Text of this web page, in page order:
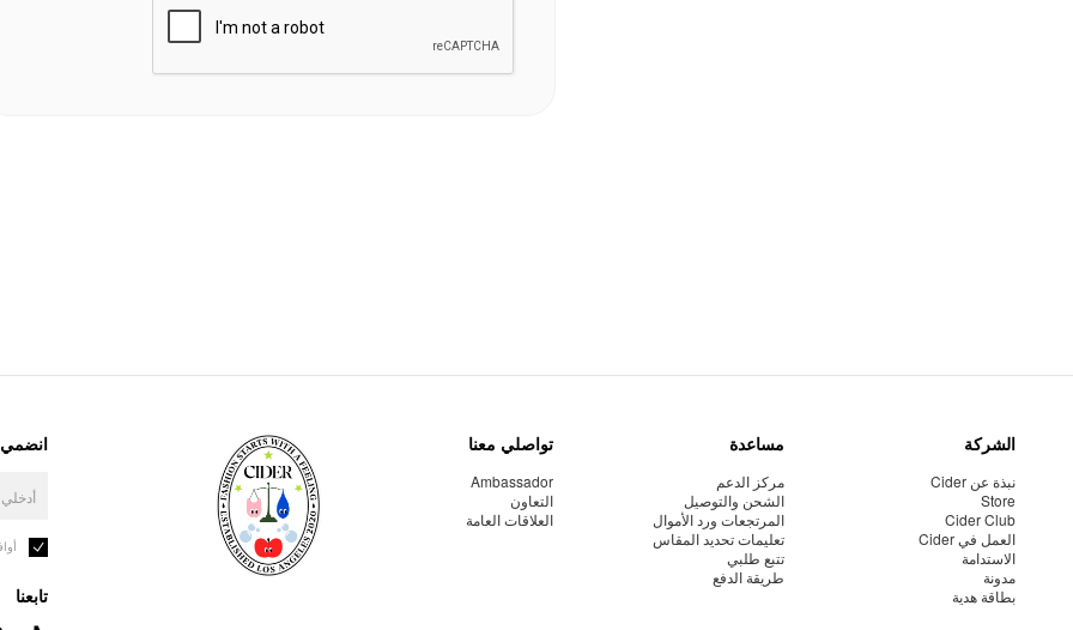
الشركة
نبذة عن Cider
Store
Cider Club
العمل في Cider
الاستدامة
مدونة
بطاقة هدية
مساعدة
مركز الدعم
الشحن والتوصيل
المرتجعات ورد الأموال
تعليمات تحديد المقاس
تتبع طلبي
طريقة الدفع
تواصلي معنا
Ambassador
التعاون
العلاقات العامة
انضمي
تابعنا